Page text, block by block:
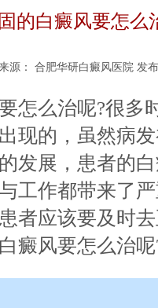
的白癜风要怎么
源： 合肥华研白癜风医院 发
么治呢?很多
现的，虽然病
发展，患者的
工作都带来了
者应该要及时
癜风要怎么治呢